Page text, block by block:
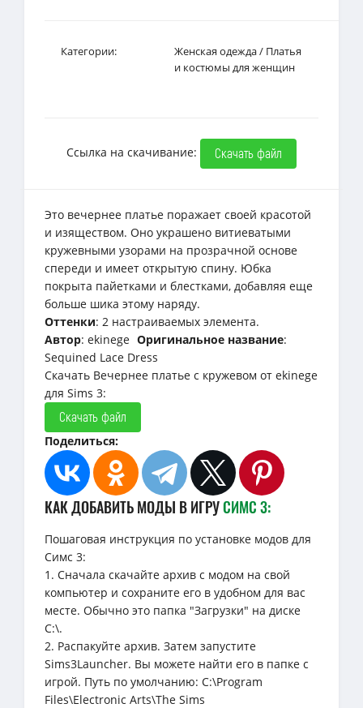
Категории: Женская одежда/ Платья
и костюмы для женщин
Ссылка на скачивание: Скачать файл
Это вечернее платье поражает своей красотой
и изяществом. Оно украшено витиеватыми
кружевными узорами на прозрачной основе
спереди и имеет открытую спину. Юбка
покрыта пайетками и блестками, добавляя еще
больше шика этому наряду.
Оттенки: 2 настраиваемых элемента.
Автор: ekinege Оригинальное название:
Sequined Lace Dress
Скачать Вечернее платье с кружевом от ekinege
для Sims 3:
Скачать файл
Поделиться:
КАК ДОБАВИТЬ МОДЫ В ИГРУСИМС 3:
Пошаговая инструкция по установке модов для
Симс 3:
1. Сначала скачайте архив с модом на свой
компьютер и сохраните его в удобном для вас
месте. Обычно это папка "Загрузки" на диске
C:\.
2. Распакуйте архив. Затем запустите
Sims3Launcher. Вы можете найти его в папке с
игрой. Путь по умолчанию: C:\Program
Files\Electronic Arts\The Sims